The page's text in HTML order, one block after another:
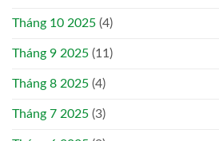
Tháng 10 2025 (4)
Tháng 9 2025 (11)
Tháng 8 2025 (4)
Tháng 7 2025 (3)